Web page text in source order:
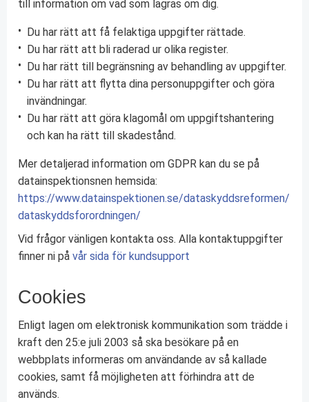
till information om vad som lagras om dig.
Du har rätt att få felaktiga uppgifter rättade.
Du har rätt att bli raderad ur olika register.
Du har rätt till begränsning av behandling av uppgifter.
Du har rätt att flytta dina personuppgifter och göra
invändningar.
Du har rätt att göra klagomål om uppgiftshantering
och kan ha rätt till skadestånd.
Mer detaljerad information om GDPR kan du se på
datainspektionsnen hemsida:
https://www.datainspektionen.se/dataskyddsreformen/
dataskyddsforordningen/
Vid frågor vänligen kontakta oss. Alla kontaktuppgifter
finner ni på vår sida för kundsupport
Cookies
Enligt lagen om elektronisk kommunikation som trädde i
kraft den 25:e juli 2003 så ska besökare på en
webbplats informeras om användande av så kallade
cookies, samt få möjligheten att förhindra att de
används.